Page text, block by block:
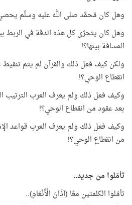
وهل كان مُحمَّد صلى الله عليه وسلّم
وهل كان يتحرّى كل هذه الدقة في الربط
المسافة بينها؟!
ولكن كيف فعل ذلك والقرآن لم يتم
انقطاع الوحي؟!
وكيف فعل ذلك ولم يعرف العرب الترتيب
بعد عقود من انقطاع الوحي؟!
وكيف فعل ذلك ولم يعرف العرب قواعد
من انقطاع الوحي؟!
تأمّلوا من جديد..
تأمّلوا الكلمتين معًا (آذَانَ الْأَنْعَامِ)..